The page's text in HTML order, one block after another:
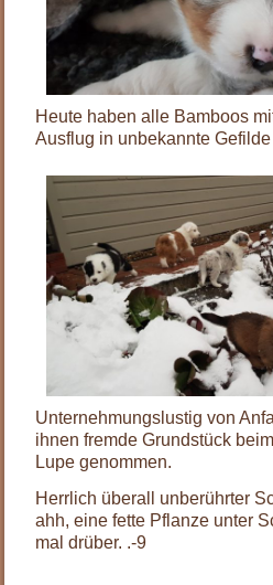
Heute haben alle Bamboos
Ausflug in unbekannte
Unternehmungslustig von
ihnen fremde Grundstück
Lupe genommen.
Herrlich überall unberührter
ahh, eine fette Pflanze unter
mal drüber. .-9